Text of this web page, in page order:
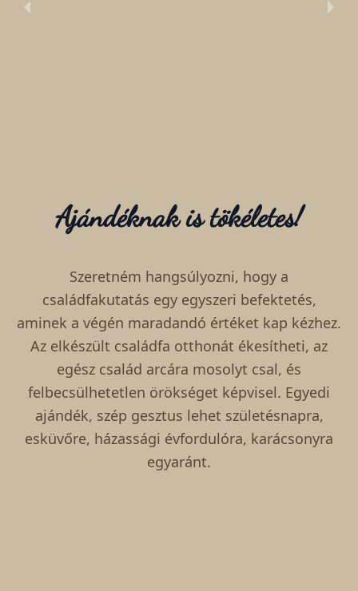
Ajándéknak is tökéletes!
Szeretném hangsúlyozni, hogy a
családfakutatás egy egyszeri befektetés,
aminek a végén maradandó értéket kap kézhez.
Az elkészült családfa otthonát ékesítheti, az
egész család arcára mosolyt csal, és
felbecsülhetetlen örökséget képvisel. Egyedi
ajándék, szép gesztus lehet születésnapra,
esküvőre, házassági évfordulóra, karácsonyra
egyaránt.